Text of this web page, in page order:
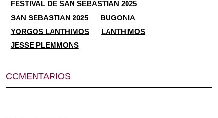
FESTIVAL DE SAN SEBASTIAN 2025
SAN SEBASTIAN 2025
BUGONIA
YORGOS LANTHIMOS
LANTHIMOS
JESSE PLEMMONS
COMENTARIOS